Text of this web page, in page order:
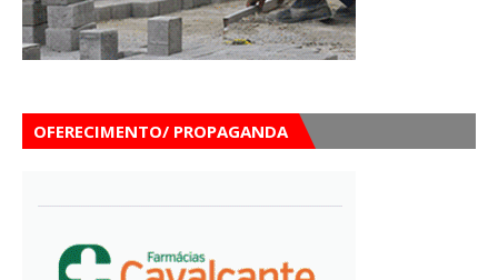
OFERECIMENTO/ PROPAGANDA